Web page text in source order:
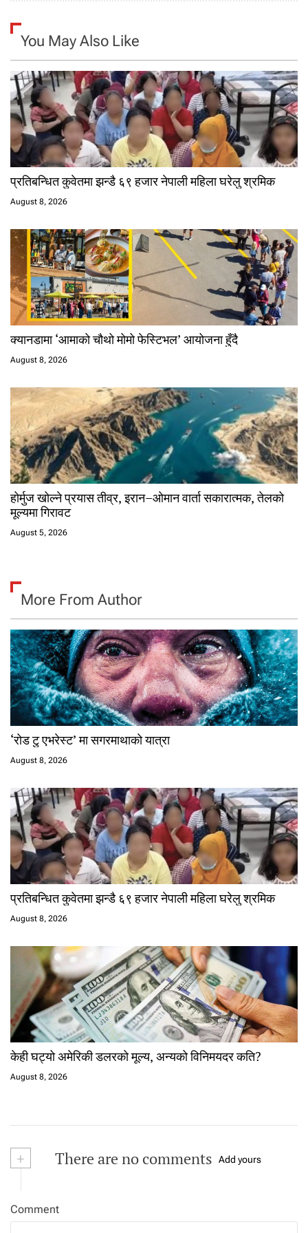
You May Also Like
प्रतिबन्धित कुवेतमा झन्डै ६९ हजार नेपाली महिला घरेलु श्रमिक
August 8, 2026
क्यानडामा ‘आमाको चौथो मोमो फेस्टिभल’ आयोजना हुँदै
August 8, 2026
होर्मुज खोल्ने प्रयास तीव्र, इरान–ओमान वार्ता सकारात्मक, तेलको
मूल्यमा गिरावट
August 5, 2026
More From Author
‘रोड टु एभरेस्ट’ मा सगरमाथाको यात्रा
August 8, 2026
प्रतिबन्धित कुवेतमा झन्डै ६९ हजार नेपाली महिला घरेलु श्रमिक
August 8, 2026
केही घट्यो अमेरिकी डलरको मूल्य, अन्यको विनिमयदर कति?
August 8, 2026
+ There are no comments Add yours
Comment